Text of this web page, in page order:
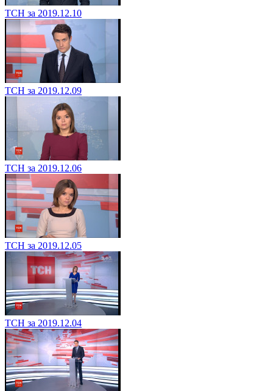
ТСН за 2019.12.10
ТСН за 2019.12.09
ТСН за 2019.12.06
ТСН за 2019.12.05
ТСН за 2019.12.04